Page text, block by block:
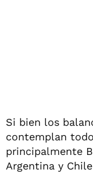
Si bien los
contemplan
principalmente
Argentina y